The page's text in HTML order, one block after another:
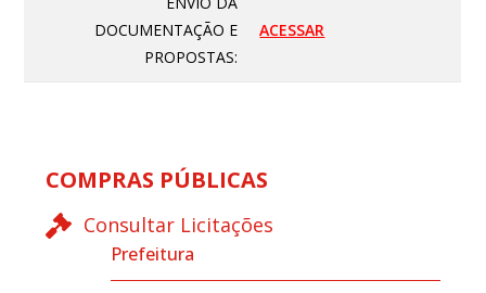
DOCUMENTAÇÃO E
PROPOSTAS:
ACESSAR
COMPRAS PÚBLICAS
Consultar Licitações
Prefeitura